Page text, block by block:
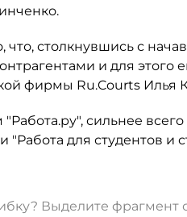
что, столкнувшись с
и для этого
фирмы Ru.Courts Илья
сильнее
"Работа для студентов
Выделите фрагмент